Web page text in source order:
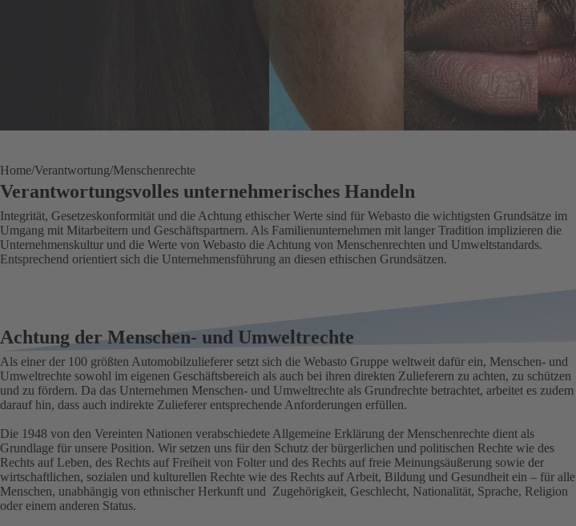
Home Verantwortung Menschenrechte
Verantwortungsvolles unternehmerisches Handeln
Integrität, Gesetzeskonformität und die Achtung ethischer Werte sind für Webasto die wichtigsten Grundsätze im
Umgang mit Mitarbeitern und Geschäftspartnern. Als Familienunternehmen mit langer Tradition implizieren die
Unternehmenskultur und die Werte von Webasto die Achtung von Menschenrechten und Umweltstandards.
Entsprechend orientiert sich die Unternehmensführung an diesen ethischen Grundsätzen.
Achtung der Menschen- und Umweltrechte
Als einer der 100 größten Automobilzulieferer setzt sich die Webasto Gruppe weltweit dafür ein, Menschen- und
Umweltrechte sowohl im eigenen Geschäftsbereich als auch bei ihren direkten Zulieferern zu achten, zu schützen
und zu fördern. Da das Unternehmen Menschen- und Umweltrechte als Grundrechte betrachtet, arbeitet es zudem
darauf hin, dass auch indirekte Zulieferer entsprechende Anforderungen erfüllen.
Die 1948 von den Vereinten Nationen verabschiedete Allgemeine Erklärung der Menschenrechte dient als
Grundlage für unsere Position. Wir setzen uns für den Schutz der bürgerlichen und politischen Rechte wie des
Rechts auf Leben, des Rechts auf Freiheit von Folter und des Rechts auf freie Meinungsäußerung sowie der
wirtschaftlichen, sozialen und kulturellen Rechte wie des Rechts auf Arbeit, Bildung und Gesundheit ein – für alle
Menschen, unabhängig von ethnischer Herkunft und Zugehörigkeit, Geschlecht, Nationalität, Sprache, Religion
oder einem anderen Status.